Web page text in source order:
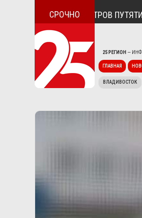
25 РЕГИОН —
ГЛАВНАЯ
ВЛАДИВОСТОК
СРОЧНО
ДУНАЙ И ОСТРОВ ПУТЯТИН